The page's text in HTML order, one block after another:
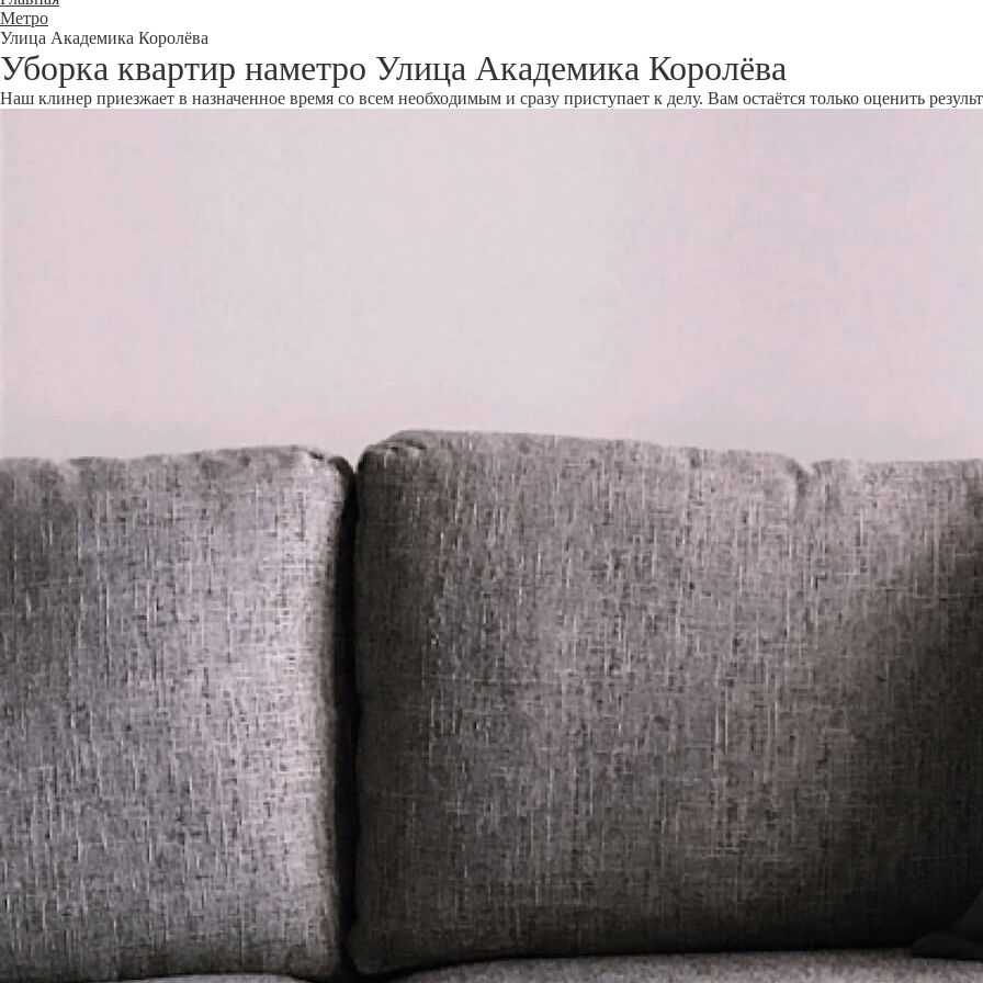
Метро
Улица Академика Королёва
Уборка квартир наметро Улица Академика Королёва
Наш клинер приезжает в назначенное время со всем необходимым и сразу приступает к делу. Вам остаётся только оценить